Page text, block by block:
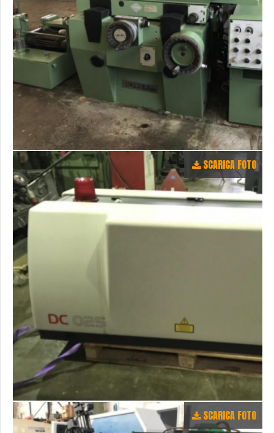
SCARICA FOTO
SCARICA FOTO